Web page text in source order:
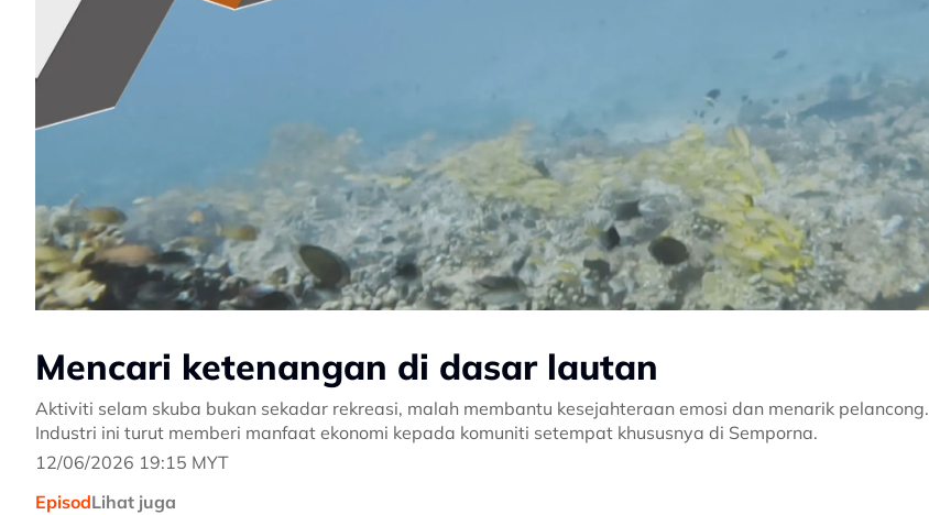
Mencari ketenangan di dasar lautan
Aktiviti selam skuba bukan sekadar rekreasi, malah membantu kesejahteraan emosi dan menarik pelancong.
Industri ini turut memberi manfaat ekonomi kepada komuniti setempat khususnya di Semporna.
12/06/2026 19:15 MYT
EpisodLihat juga